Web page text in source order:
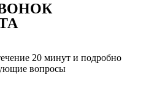
20 минут и подробно
вопросы